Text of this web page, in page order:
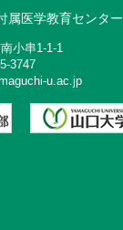
医学教育センター
小串1-1-1
3747
u.ac.jp